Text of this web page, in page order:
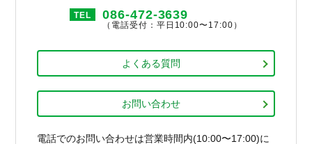
TEL 086-472-3639
（電話受付：平日10:00〜17:00）
よくある質問
お問い合わせ
電話でのお問い合わせは営業時間内(10:00〜17:00)に